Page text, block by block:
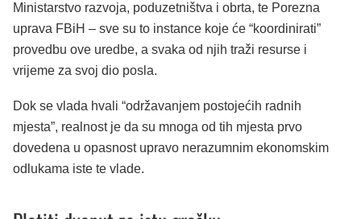
Ministarstvo razvoja, poduzetništva i obrta, te Porezna
uprava FBiH – sve su to instance koje će “koordinirati”
provedbu ove uredbe, a svaka od njih traži resurse i
vrijeme za svoj dio posla.
Dok se vlada hvali “održavanjem postojećih radnih
mjesta”, realnost je da su mnoga od tih mjesta prvo
dovedena u opasnost upravo nerazumnim ekonomskim
odlukama iste te vlade.